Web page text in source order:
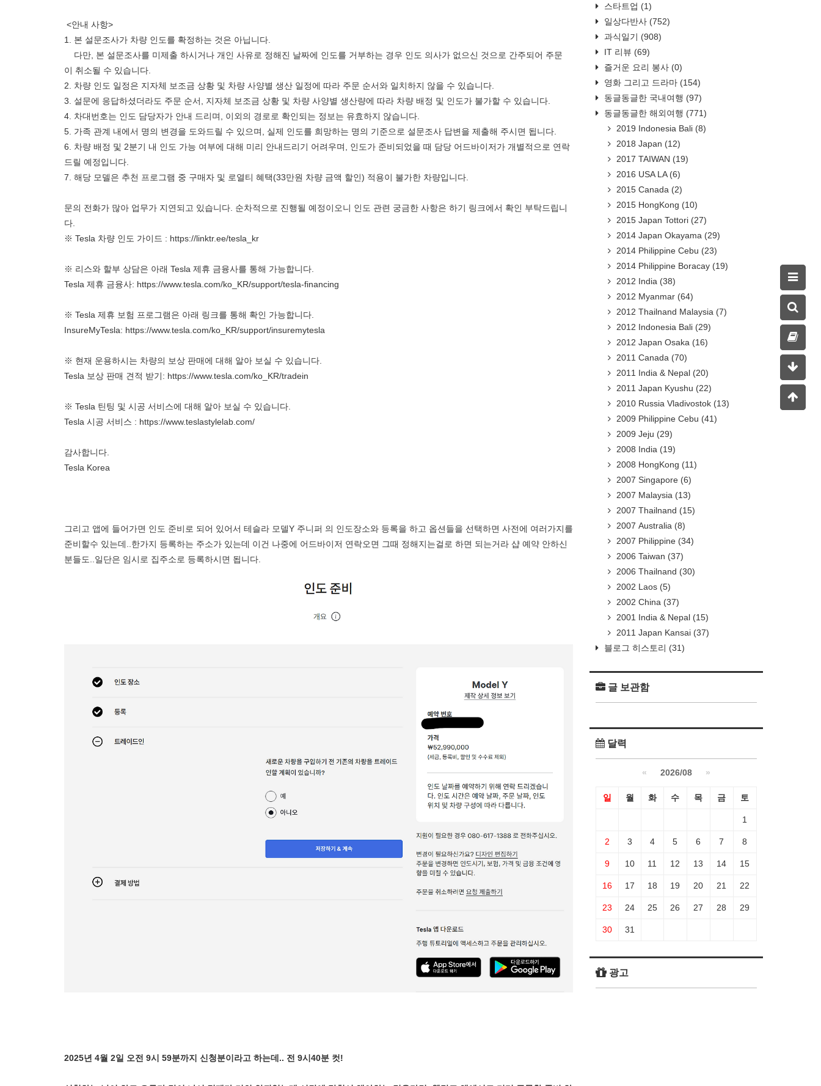
<안내 사항>
1. 본 설문조사가 차량 인도를 확정하는 것은 아닙니다.
다만, 본 설문조사를 미제출 하시거나 개인 사유로 정해진 날짜에 인도를 거부하는 경우 인도 의사가 없으신 것으로 간주되어 주문
이 취소될 수 있습니다.
2. 차량 인도 일정은 지자체 보조금 상황 및 차량 사양별 생산 일정에 따라 주문 순서와 일치하지 않을 수 있습니다.
3. 설문에 응답하셨더라도 주문 순서, 지자체 보조금 상황 및 차량 사양별 생산량에 따라 차량 배정 및 인도가 불가할 수 있습니다.
4. 차대번호는 인도 담당자가 안내 드리며, 이외의 경로로 확인되는 정보는 유효하지 않습니다.
5. 가족 관계 내에서 명의 변경을 도와드릴 수 있으며, 실제 인도를 희망하는 명의 기준으로 설문조사 답변을 제출해 주시면 됩니다.
6. 차량 배정 및 2분기 내 인도 가능 여부에 대해 미리 안내드리기 어려우며, 인도가 준비되었을 때 담당 어드바이저가 개별적으로 연락
드릴 예정입니다.
7. 해당 모델은 추천 프로그램 중 구매자 및 로열티 혜택(33만원 차량 금액 할인) 적용이 불가한 차량입니다.
문의 전화가 많아 업무가 지연되고 있습니다. 순차적으로 진행될 예정이오니 인도 관련 궁금한 사항은 하기 링크에서 확인 부탁드립니
다.
※ Tesla 차량 인도 가이드 : https://linktr.ee/tesla_kr
※ 리스와 할부 상담은 아래 Tesla 제휴 금융사를 통해 가능합니다.
Tesla 제휴 금융사: https://www.tesla.com/ko_KR/support/tesla-financing
※ Tesla 제휴 보험 프로그램은 아래 링크를 통해 확인 가능합니다.
InsureMyTesla: https://www.tesla.com/ko_KR/support/insuremytesla
※ 현재 운용하시는 차량의 보상 판매에 대해 알아 보실 수 있습니다.
Tesla 보상 판매 견적 받기: https://www.tesla.com/ko_KR/tradein
※ Tesla 틴팅 및 시공 서비스에 대해 알아 보실 수 있습니다.
Tesla 시공 서비스 : https://www.teslastylelab.com/
감사합니다.
Tesla Korea
그리고 앱에 들어가면 인도 준비로 되어 있어서 테슬라 모델Y 주니퍼 의 인도장소와 등록을 하고 옵션들을 선택하면 사전에 여러가지를
준비할수 있는데..한가지 등록하는 주소가 있는데 이건 나중에 어드바이저 연락오면 그때 정해지는걸로 하면 되는거라 샵 예약 안하신
분들도..일단은 임시로 집주소로 등록하시면 됩니다.
2025년 4월 2일 오전 9시 59분까지 신청분이라고 하는데.. 전 9시40분 컷!
스타트업 (1)
일상다반사 (752)
과식일기 (908)
IT 리뷰 (69)
즐거운 요리 봉사 (0)
영화 그리고 드라마 (154)
동글동글한 국내여행 (97)
동글동글한 해외여행 (771)
2019 Indonesia Bali (8)
2018 Japan (12)
2017 TAIWAN (19)
2016 USA LA (6)
2015 Canada (2)
2015 HongKong (10)
2015 Japan Tottori (27)
2014 Japan Okayama (29)
2014 Philippine Cebu (23)
2014 Philippine Boracay (19)
2012 India (38)
2012 Myanmar (64)
2012 Thailnand Malaysia (7)
2012 Indonesia Bali (29)
2012 Japan Osaka (16)
2011 Canada (70)
2011 India & Nepal (20)
2011 Japan Kyushu (22)
2010 Russia Vladivostok (13)
2009 Philippine Cebu (41)
2009 Jeju (29)
2008 India (19)
2008 HongKong (11)
2007 Singapore (6)
2007 Malaysia (13)
2007 Thailnand (15)
2007 Australia (8)
2007 Philippine (34)
2006 Taiwan (37)
2006 Thailnand (30)
2002 Laos (5)
2002 China (37)
2001 India & Nepal (15)
2011 Japan Kansai (37)
블로그 히스토리 (31)
글 보관함
달력
« 2026/08 »
일 월 화 수 목 금 토
1
2 3 4 5 6 7 8
9 10 11 12 13 14 15
16 17 18 19 20 21 22
23 24 25 26 27 28 29
30 31
광고